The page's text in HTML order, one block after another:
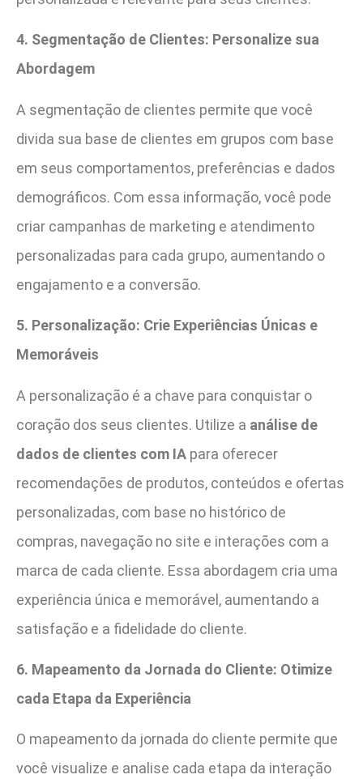
4. Segmentação de Clientes: Personalize sua
Abordagem
A segmentação de clientes permite que você
divida sua base de clientes em grupos com base
em seus comportamentos, preferências e dados
demográficos. Com essa informação, você pode
criar campanhas de marketing e atendimento
personalizadas para cada grupo, aumentando o
engajamento e a conversão.
5. Personalização: Crie Experiências Únicas e
Memoráveis
A personalização é a chave para conquistar o
coração dos seus clientes. Utilize a análise de
dados de clientes com IA para oferecer
recomendações de produtos, conteúdos e ofertas
personalizadas, com base no histórico de
compras, navegação no site e interações com a
marca de cada cliente. Essa abordagem cria uma
experiência única e memorável, aumentando a
satisfação e a fidelidade do cliente.
6. Mapeamento da Jornada do Cliente: Otimize
cada Etapa da Experiência
O mapeamento da jornada do cliente permite que
você visualize e analise cada etapa da interação